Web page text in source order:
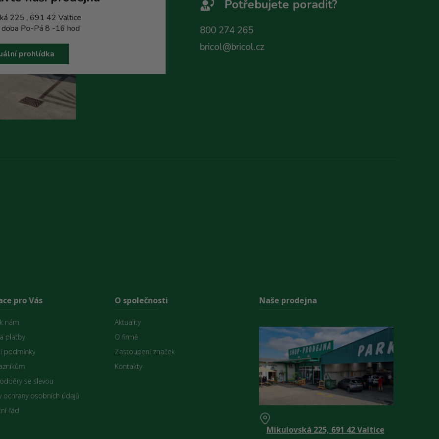
225 , 691 42 Valtice
doba Po-Pá 8 -16 hod
prohlídka
Potřebujete poradit?
800 274 265
bricol@bricol.cz
pro Vás
nám
platby
podmínky
se slevou
ochrany osobních údajů
řád
O společnosti
Aktuality
O firmě
Zastoupení značek
Kontakty
Naše prodejna
Mikulovská 225, 691 42 Valtice